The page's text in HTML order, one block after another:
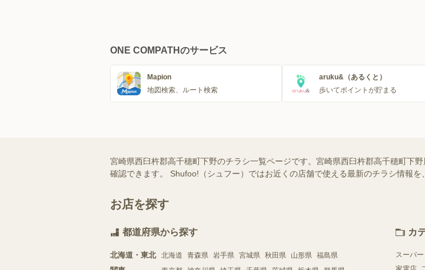
ONE COMPATHのサービス
Mapion
地図検索、ルート検索
aruku&（あるくと）
歩いてポイントが貯まる
宮崎県西臼杵郡高千穂町下野のチラシ一覧ページです。宮崎県西臼杵郡高千穂町下
確認できます。 Shufoo!（シュフー）ではお近くの店舗で使える最新のチラシ情報
お店を探す
都道府県から探す
北海道・東北 北海道 青森県 岩手県 宮城県 秋田県 山形県 福島県
カ
スーパー